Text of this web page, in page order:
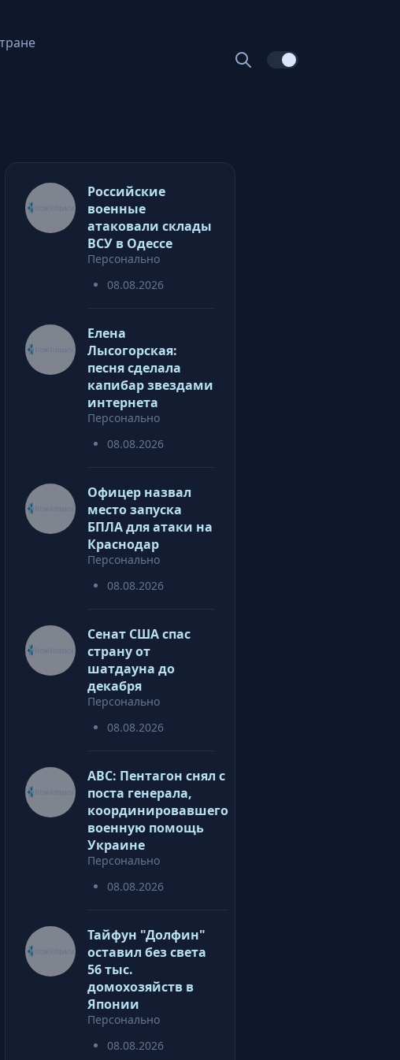
Российские
военные
атаковали склады
ВСУ в Одессе
Персонально
08.08.2026
Елена
Лысогорская:
песня сделала
капибар звездами
интернета
Персонально
08.08.2026
Офицер назвал
место запуска
БПЛА для атаки на
Краснодар
Персонально
08.08.2026
Сенат США спас
страну от
шатдауна до
декабря
Персонально
08.08.2026
ABC: Пентагон снял с
поста генерала,
координировавшего
военную помощь
Украине
Персонально
08.08.2026
Тайфун "Долфин"
оставил без света
56 тыс.
домохозяйств в
Японии
Персонально
08.08.2026